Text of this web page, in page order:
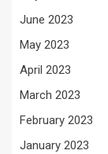
June 2023
May 2023
April 2023
March 2023
February 2023
January 2023